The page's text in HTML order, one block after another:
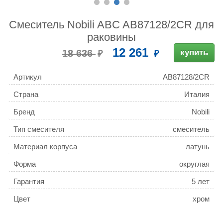
Смеситель Nobili ABC AB87128/2CR для
раковины
18 636 12 261 купить
Артикул AB87128/2CR
Страна Италия
Бренд Nobili
Тип смесителя смеситель
Материал корпуса латунь
Форма округлая
Гарантия 5 лет
Цвет хром